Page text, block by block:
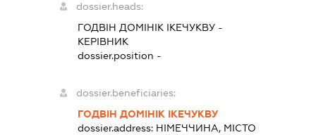
dossier.heads:
ГОДВІН ДОМІНІК ІКЕЧУКВУ -
КЕРІВНИК
dossier.position -
dossier.beneficiaries:
ГОДВІН ДОМІНІК ІКЕЧУКВУ
dossier.address: НІМЕЧЧИНА, МІСТО